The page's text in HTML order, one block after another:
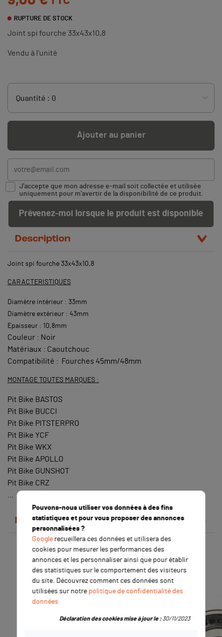
RUPTURE DE STOCK
Joint spi fourche 33x43x10,8
Vendu à l'unité
Ajouter au panier
J'accepte que mon adresse e-mail soit collectée et utilisée
uniquement pour m'avertir de la disponibilité de ce produit.
Prévenez-moi lorsque le produit est disponible
Description
Joint spi fourche 33x43x10,8
CARACTERISTIQUES
Diamètre intérieur : 33mm
Diamètre extérieur : 43mm
Epaisseur : 10,8mm
Couleur : Noir
Matériaux : Caoutchouc
Compatibilité : Fourches 45mm/48mm
MONTAGE TOUTES MARQUES :
Pit Bike BASTOS
Pit Bike BUCCI
Pit Bike PITSTERPRO
Pit Bike YCF
Pit Bike WKX
Pit Bike APOLLO
Pit Bike GUNSHOT
Pit Bike CRZ
Détails du produit
Les clients qui ont acheté ce
produit ont également acheté :
Pouvons-nous utiliser vos données à des fins
statistiques et pour vous proposer des annonces
personnalisées ?
Googlerecueillera ces données et utilisera des
cookies pour mesurer les performances des
annonces et les personnaliser ainsi que pour établir
des statistiques sur le comportement des visiteurs
du site. Découvrez comment ces données sont
utilisées sur notre politique de confidentialité des
données
Déclaration des cookies mise à jour le :30/11/2023